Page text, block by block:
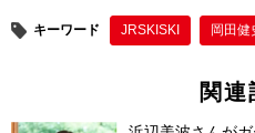
キーワード JRSKISKI 岡田健
関連